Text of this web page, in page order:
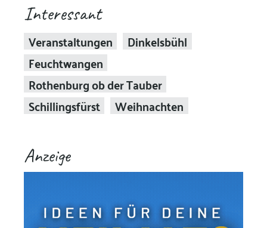
Interessant
Veranstaltungen
Dinkelsbühl
Feuchtwangen
Rothenburg ob der Tauber
Schillingsfürst
Weihnachten
Anzeige